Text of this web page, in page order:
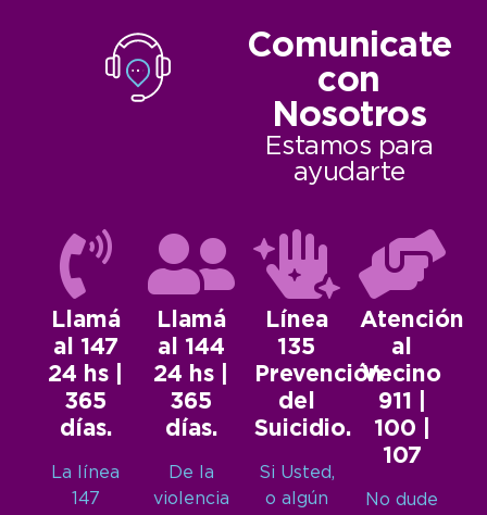
Comunicate
con
Nosotros
Estamos para
ayudarte
Llamá
al 147
24 hs |
365
días.
La línea
147
Llamá
al 144
24 hs |
365
días.
De la
violencia
Línea
135
Prevención
del
Suicidio.
Si Usted,
o algún
Atención
al
Vecino
911 |
100 |
107
No dude